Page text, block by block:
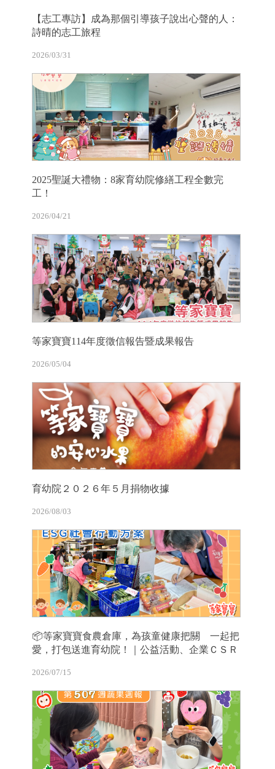
【志工專訪】成為那個引導孩子說出心聲的人：
詩晴的志工旅程
2026/03/31
2025聖誕大禮物：8家育幼院修繕工程全數完
工！
2026/04/21
等家寶寶114年度徵信報告暨成果報告
2026/05/04
育幼院２０２６年５月捐物收據
2026/08/03
📦等家寶寶食農倉庫，為孩童健康把關 一起把
愛，打包送進育幼院！｜公益活動、企業ＣＳＲ
2026/07/15